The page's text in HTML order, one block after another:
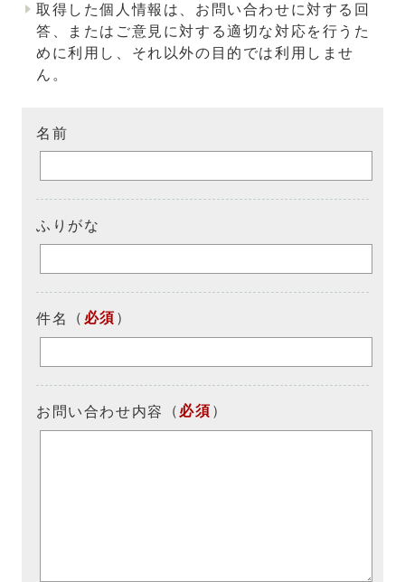
取得した個人情報は、お問い合わせに対する回
答、またはご意見に対する適切な対応を行うた
めに利用し、それ以外の目的では利用しませ
ん。
名前
ふりがな
件名 （ 必須 ）
お問い合わせ内容 （ 必須 ）